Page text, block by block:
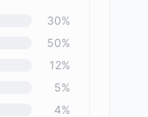
30%
50%
12%
5%
4%